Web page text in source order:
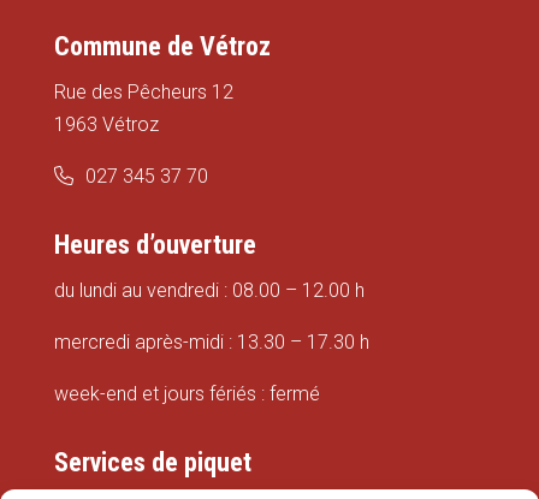
Commune de Vétroz
Rue des Pêcheurs 12
1963 Vétroz
027 345 37 70
Heures d’ouverture
du lundi au vendredi : 08.00 – 12.00 h
mercredi après-midi : 13.30 – 17.30 h
week-end et jours fériés : fermé
Services de piquet